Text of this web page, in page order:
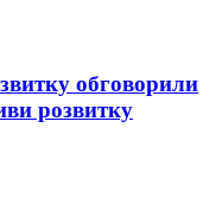
обговорили
розвитку